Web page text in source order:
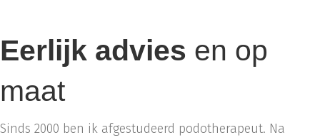
Eerlijk advies en op
maat
Sinds 2000 ben ik afgestudeerd podotherapeut. Na